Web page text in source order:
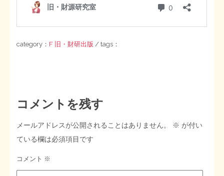
category： F 旧・財研出版 / tags：
コメントを残す
メールアドレスが公開されることはありません。 ※ が付い
ている欄は必須項目です
コメント ※